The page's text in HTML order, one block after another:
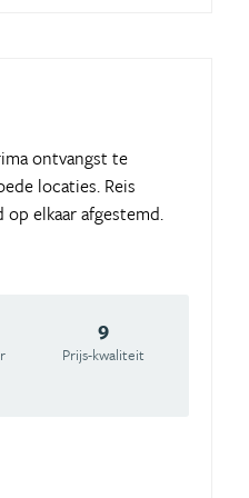
ontvangst te
locaties. Reis
elkaar afgestemd.
9
Prijs-kwaliteit